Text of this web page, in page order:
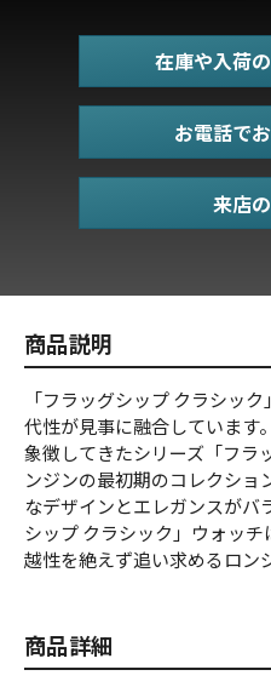
在庫や入荷
お電話で
商品説明
「フラッグシップ クラシッ
代性が見事に融合しています
象徴してきたシリーズ「フラ
ンジンの最初期のコレクショ
なデザインとエレガンスが
シップ クラシック」ウォッ
越性を絶えず追い求めるロン
商品詳細